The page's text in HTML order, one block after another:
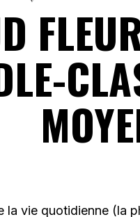
la vie quotidienne (la